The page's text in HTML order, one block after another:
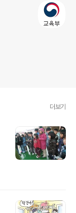
더보기